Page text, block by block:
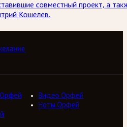
совместный проект, а
Кошелев.
Видео Орфей
Ноты Орфей